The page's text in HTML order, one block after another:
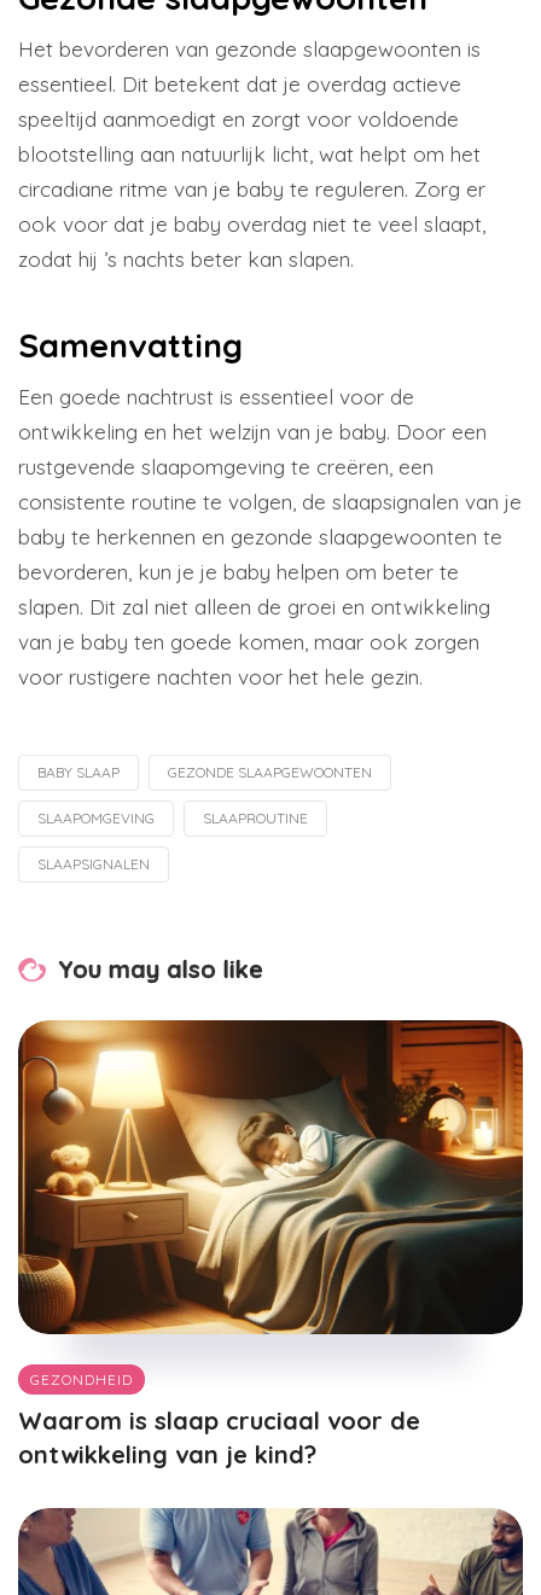
Het bevorderen van gezonde slaapgewoonten is
essentieel. Dit betekent dat je overdag actieve
speeltijd aanmoedigt en zorgt voor voldoende
blootstelling aan natuurlijk licht, wat helpt om het
circadiane ritme van je baby te reguleren. Zorg er
ook voor dat je baby overdag niet te veel slaapt,
zodat hij ’s nachts beter kan slapen.
Samenvatting
Een goede nachtrust is essentieel voor de
ontwikkeling en het welzijn van je baby. Door een
rustgevende slaapomgeving te creëren, een
consistente routine te volgen, de slaapsignalen van je
baby te herkennen en gezonde slaapgewoonten te
bevorderen, kun je je baby helpen om beter te
slapen. Dit zal niet alleen de groei en ontwikkeling
van je baby ten goede komen, maar ook zorgen
voor rustigere nachten voor het hele gezin.
Tagged
with
BABY SLAAP GEZONDE SLAAPGEWOONTEN
SLAAPOMGEVING SLAAPROUTINE
SLAAPSIGNALEN
You may also like
GEZONDHEID
Waarom is slaap cruciaal voor de
ontwikkeling van je kind?